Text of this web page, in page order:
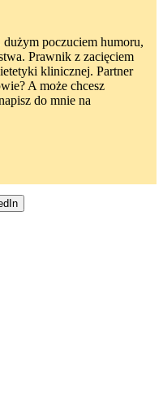
poczuciem humoru,
Prawnik z zacięciem
klinicznej. Partner
A może chcesz
do mnie na